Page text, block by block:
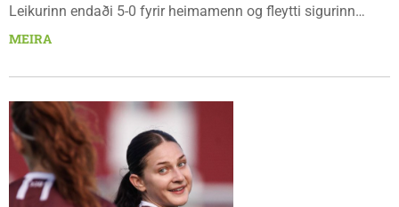
Leikurinn endaði 5-0 fyrir heimamenn og fleytti sigurinn
Reynismönnum á topp deildarinnar en Stólunum í annað
leiknum.
MEIRA